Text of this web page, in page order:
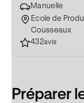
Manuelle
Ecole de
Cousseaux
432avis
Préparer